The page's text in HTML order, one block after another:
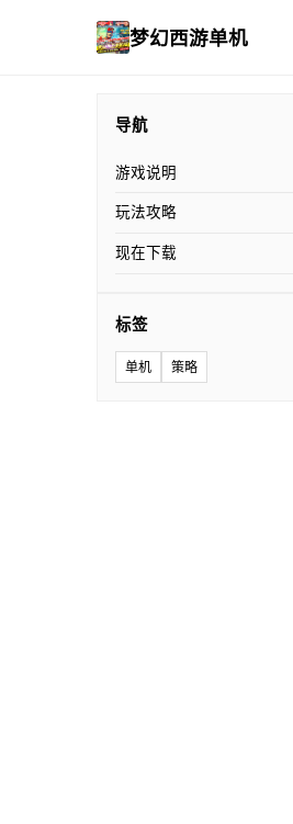
梦幻西游单机
导航
游戏说明
玩法攻略
现在下载
标签
单机 策略